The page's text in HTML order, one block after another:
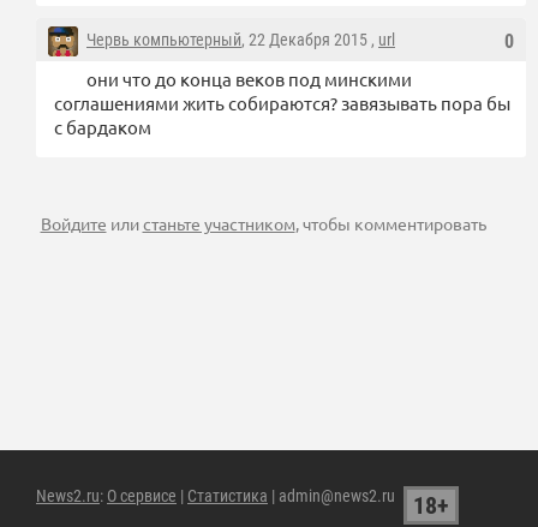
0
Червь компьютерный, 22 Декабря 2015 , url
они что до конца веков под минскими
соглашениями жить собираются? завязывать пора бы
с бардаком
Войдите илистаньте участником, чтобы комментировать
News2.ru: О сервисе | Статистика | admin@news2.ru 18+